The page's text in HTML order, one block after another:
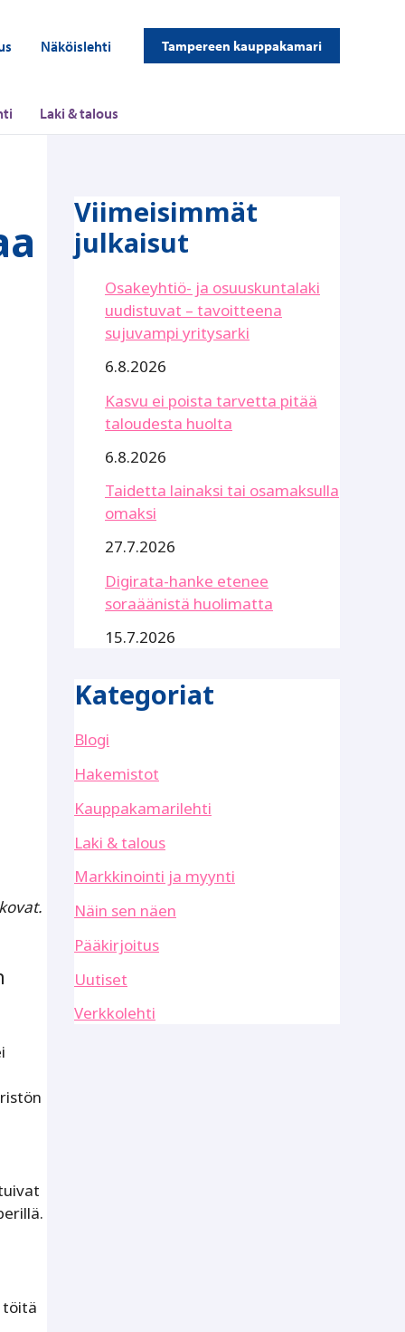
Näköislehti Tampereen kauppakamari
Laki & talous
töitä
Viimeisimmät
julkaisut
Osakeyhtiö- ja osuuskuntalaki
uudistuvat – tavoitteena
sujuvampi yritysarki
6.8.2026
Kasvu ei poista tarvetta pitää
taloudesta huolta
6.8.2026
Taidetta lainaksi tai osamaksulla
omaksi
27.7.2026
Digirata-hanke etenee
soraäänistä huolimatta
15.7.2026
Kategoriat
Blogi
Hakemistot
Kauppakamarilehti
Laki & talous
Markkinointi ja myynti
Näin sen näen
Pääkirjoitus
Uutiset
Verkkolehti